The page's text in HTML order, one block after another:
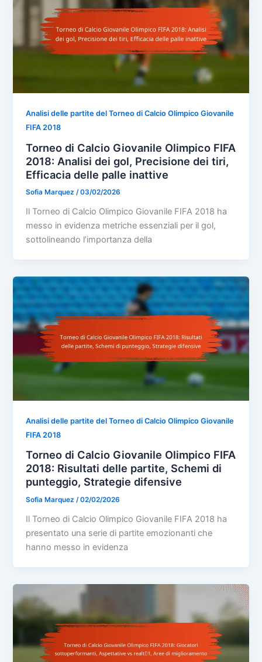
Analisi delle partite del Torneo di Calcio Olimpico Giovanile
FIFA 2018
Torneo di Calcio Giovanile Olimpico FIFA
2018: Analisi dei gol, Precisione dei tiri,
Efficacia delle palle inattive
Sofia Marquez/03/02/2026
Il Torneo di Calcio Olimpico Giovanile FIFA 2018 ha
messo in evidenza metriche essenziali per il gol,
sottolineando l’importanza della
Analisi delle partite del Torneo di Calcio Olimpico Giovanile
FIFA 2018
Torneo di Calcio Giovanile Olimpico FIFA
2018: Risultati delle partite, Schemi di
punteggio, Strategie difensive
Sofia Marquez/02/02/2026
Il Torneo di Calcio Olimpico Giovanile FIFA 2018 ha
presentato una serie di partite emozionanti che
hanno messo in evidenza